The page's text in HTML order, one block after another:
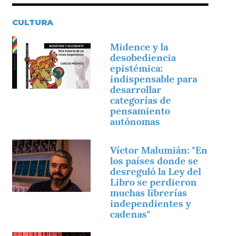
CULTURA
Imagen
Midence y la
desobediencia
epistémica:
indispensable para
desarrollar
categorías de
pensamiento
autónomas
Imagen
Víctor Malumián: "En
los países donde se
desreguló la Ley del
Libro se perdieron
muchas librerías
independientes y
cadenas"